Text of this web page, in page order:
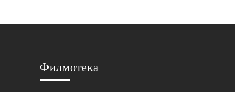
Филмотека